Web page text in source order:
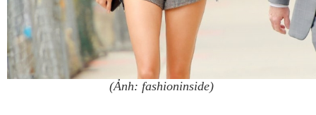
(Ảnh: fashioninside)